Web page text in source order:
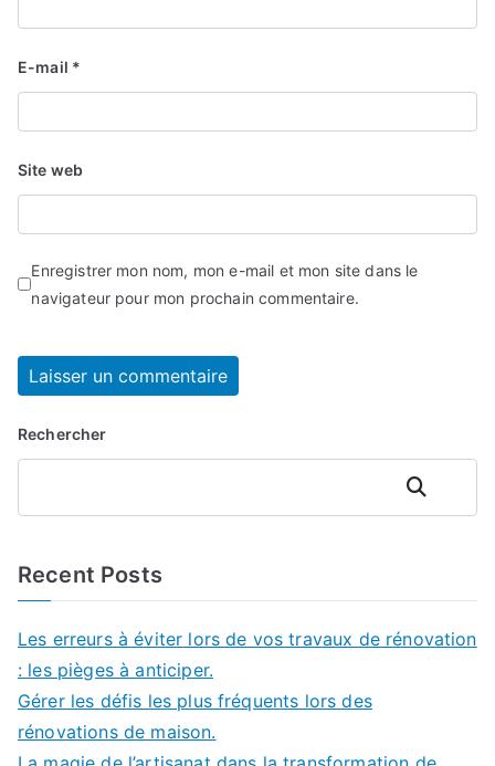
E-mail *
Site web
Enregistrer mon nom, mon e-mail et mon site dans le
navigateur pour mon prochain commentaire.
Rechercher
Rechercher
Recent Posts
Les erreurs à éviter lors de vos travaux de rénovation
: les pièges à anticiper.
Gérer les défis les plus fréquents lors des
rénovations de maison.